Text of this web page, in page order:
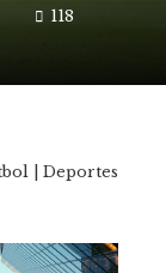
118
| Deportes